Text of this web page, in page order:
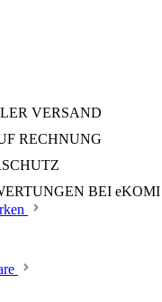
VERSAND
RECHNUNG
BEI eKOMI